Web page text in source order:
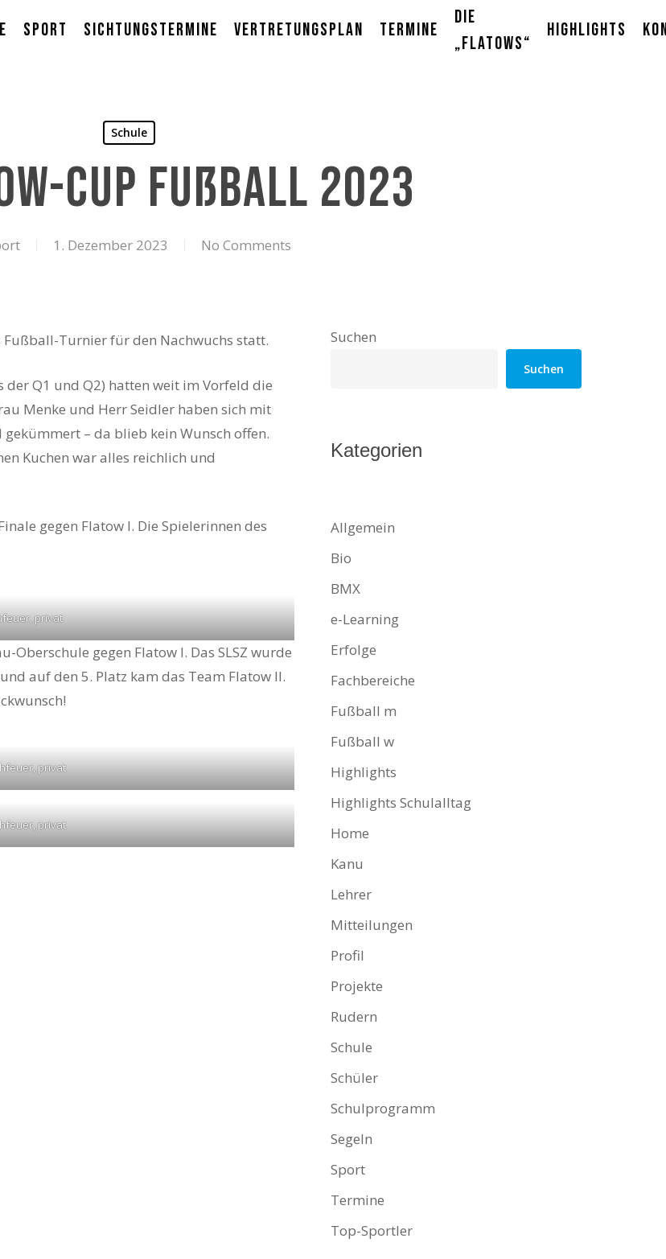
Sport Sichtungstermine Vertretungsplan Termine
Die
„Flatows“
Highlights
Schule
Cup Fußball 2023
1. Dezember 2023 No Comments
Turnier für den Nachwuchs statt.
der Q1 und Q2) hatten weit im Vorfeld die
Menke und Herr Seidler haben sich mit
– da blieb kein Wunsch offen.
Kuchen war alles reichlich und
gegen Flatow I. Die Spielerinnen des
privat
Oberschule gegen Flatow I. Das SLSZ wurde
auf den 5. Platz kam das Team Flatow II.
privat
privat
Suchen
Suchen
Kategorien
Allgemein
Bio
BMX
e-Learning
Erfolge
Fachbereiche
Fußball m
Fußball w
Highlights
Highlights Schulalltag
Home
Kanu
Lehrer
Mitteilungen
Profil
Projekte
Rudern
Schule
Schüler
Schulprogramm
Segeln
Sport
Termine
Top-Sportler